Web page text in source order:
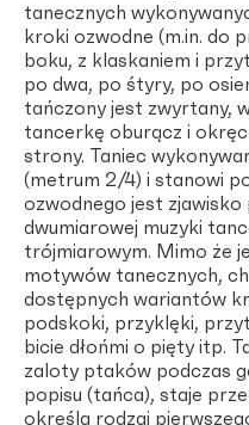
tanecznych
kroki ozwodne (m.in. do
boku, z klaskaniem i
po dwa, po śtyry, po
tańczony jest zwyrtany,
tancerkę oburącz i
strony. Taniec
(metrum 2/4) i stanowi
ozwodnego jest
dwumiarowej muzyki
trójmiarowym. Mimo że
motywów tanecznych,
dostępnych wariantów
podskoki, przyklęki,
bicie dłońmi o pięty itp.
zaloty ptaków podczas
popisu (tańca), staje
określa rodzaj